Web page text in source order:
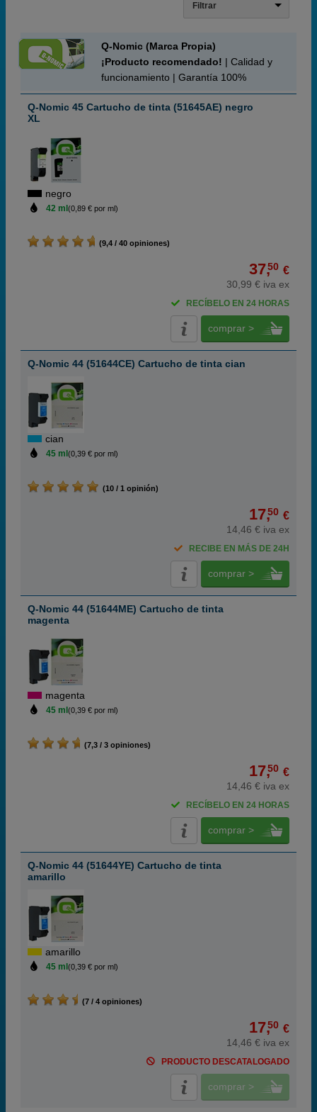
Filtrar
Q-Nomic (Marca Propia)
¡Producto recomendado! | Calidad y
funcionamiento | Garantía 100%
Q-Nomic 45 Cartucho de tinta (51645AE) negro
XL
negro
42 ml (0,89 € por ml)
(9,4 / 40 opiniones)
37,50 €
30,99 € iva ex
RECÍBELO EN 24 HORAS
comprar >
Q-Nomic 44 (51644CE) Cartucho de tinta cian
cian
45 ml (0,39 € por ml)
(10 / 1 opinión)
17,50 €
14,46 € iva ex
RECIBE EN MÁS DE 24H
comprar >
Q-Nomic 44 (51644ME) Cartucho de tinta
magenta
magenta
45 ml (0,39 € por ml)
(7,3 / 3 opiniones)
17,50 €
14,46 € iva ex
RECÍBELO EN 24 HORAS
comprar >
Q-Nomic 44 (51644YE) Cartucho de tinta
amarillo
amarillo
45 ml (0,39 € por ml)
(7 / 4 opiniones)
17,50 €
14,46 € iva ex
PRODUCTO DESCATALOGADO
comprar >